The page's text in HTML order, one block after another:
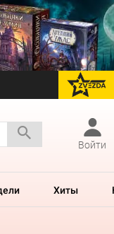
перейти
Войти
Хиты